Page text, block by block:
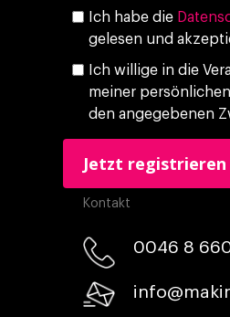
Ich habe die
gelesen und
Ich willige in die
meiner
den angegebenen
Kontakt
0046 8